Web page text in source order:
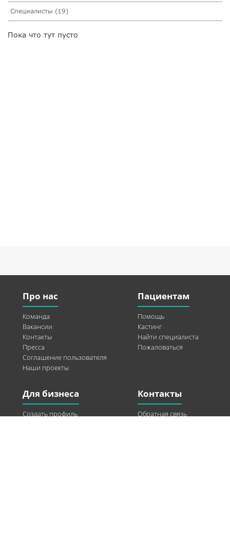
Специалисты (19)
Пока что тут пусто
Про нас
Команда
Вакансии
Контакты
Пресса
Соглашение пользователя
Наши проекты
Пациентам
Помощь
Кастинг
Найти специалиста
Пожаловаться
Для бизнеса
Создать профиль
Контакты
Обратная связь